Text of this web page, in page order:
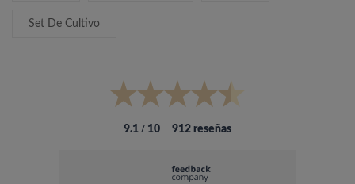
Set De Cultivo
9.1 / 10 912 reseñas